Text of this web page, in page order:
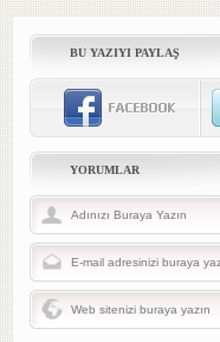
BU YAZIYI PAYLAŞ
YORUMLAR